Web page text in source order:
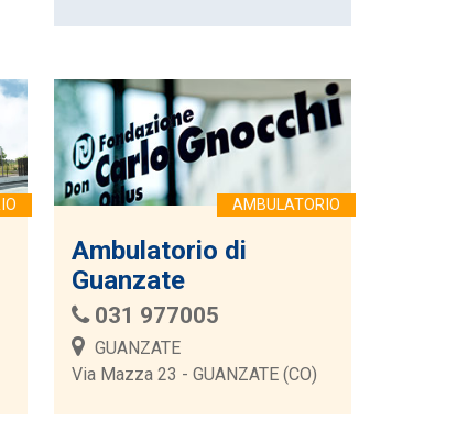
Ambulatorio di
Guanzate
031 977005
GUANZATE
Via Mazza 23 - GUANZATE (CO)